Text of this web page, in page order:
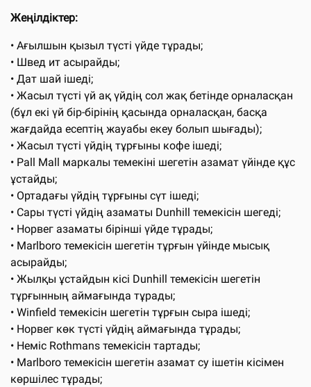
Жеңілдіктер:
• Ағылшын қызыл түсті үйде тұрады;
• Швед ит асырайды;
• Дат шай ішеді;
• Жасыл түсті үй ақ үйдің сол жақ бетінде орналасқан
(бұл екі үй бір-бірінің қасында орналасқан, басқа
жағдайда есептің жауабы екеу болып шығады);
• Жасыл түсті үйдің тұрғыны кофе ішеді;
• Pall Mall маркалы темекіні шегетін азамат үйінде құс
ұстайды;
• Ортадағы үйдің тұрғыны сүт ішеді;
• Сары түсті үйдің азаматы Dunhill темекісін шегеді;
• Норвег азаматы бірінші үйде тұрады;
• Marlboro темекісін шегетін тұрғын үйінде мысық
асырайды;
• Жылқы ұстайдын кісі Dunhill темекісін шегетін
тұрғынның аймағында тұрады;
• Winfield темекісін шегетін тұрғын сыра ішеді;
• Норвег көк түсті үйдің аймағында тұрады;
• Неміс Rothmans темекісін тартады;
• Marlboro темекісін шегетін азамат су ішетін кісімен
көршілес тұрады;